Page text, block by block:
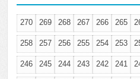
270 269 268 267 266 265
258 257 256 255 254 253
246 245 244 243 242 241